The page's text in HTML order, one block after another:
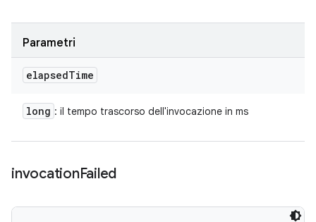
Parametri
elapsedTime
long : il tempo trascorso dell'invocazione in ms
invocationFailed